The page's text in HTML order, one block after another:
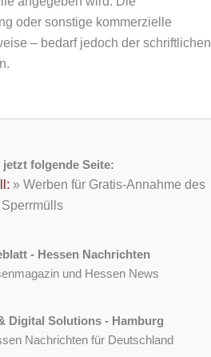
oder sonstige kommerzielle
– bedarf jedoch der schriftlichen
jetzt folgende Seite:
» Werben für Gratis-Annahme des
Sperrmülls
- Hessen Nachrichten
und Hessen News
Digital Solutions - Hamburg
Nachrichten für Deutschland